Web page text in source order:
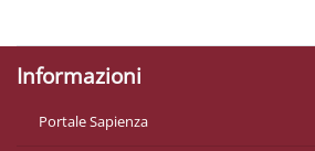
Informazioni
Portale Sapienza